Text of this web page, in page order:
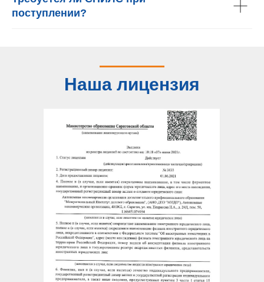
поступлении?
Наша лицензия